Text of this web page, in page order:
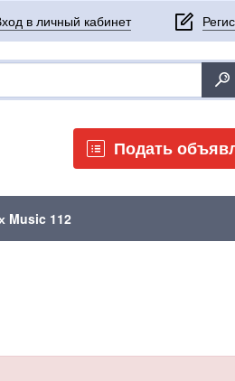
Подать
Music 112